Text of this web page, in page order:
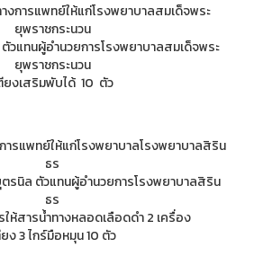
งการแพทย์ให้แก่โรงพยาบาลสมเด็จพระ
ยุพราชกระนวน
แทนผู้อำนวยการโรงพยาบาลสมเด็จพระ
ยุพราชกระนวน
ยงเสริมพับได้ 10 ตัว
ารแพทย์ให้แก่โรงพยาบาลโรงพยาบาลสิริน
ธร
นิล ตัวแทนผู้อำนวยการโรงพยาบาลสิริน
ธร
ห้สารน้ำทางหลอดเลือดดำ 2 เครื่อง
ยง 3 ไกร์มือหมุน 10 ตัว